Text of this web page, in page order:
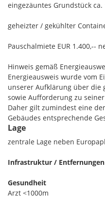
eingezäuntes Grundstück ca.
geheizter / gekühlter
Pauschalmiete EUR 1.400,--
Hinweis gemäß
Energieausweis wurde vom
unserer Aufklärung über die
sowie Aufforderung zu
Daher gilt zumindest eine
Gebäudes entsprechende
vereinbart. Wir übernehmen
für die tatsächliche
Wir weisen darauf hin, dass
dem zu vermittelnden Dritten
wirtschaftliches
Lage
zentrale Lage neben
Infrastruktur / Entfernungen
Gesundheit
Arzt <1000m